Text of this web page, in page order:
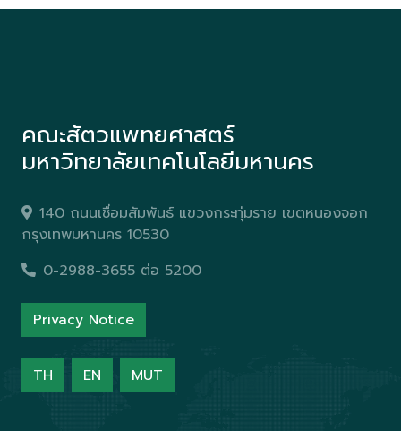
คณะสัตวแพทยศาสตร์
มหาวิทยาลัยเทคโนโลยีมหานคร
140 ถนนเชื่อมสัมพันธ์ แขวงกระทุ่มราย เขตหนองจอก
กรุงเทพมหานคร 10530
0-2988-3655 ต่อ 5200
Privacy Notice
TH EN MUT